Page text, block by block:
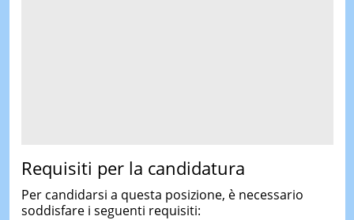
Requisiti per la candidatura
Per candidarsi a questa posizione, è necessario
soddisfare i seguenti requisiti: